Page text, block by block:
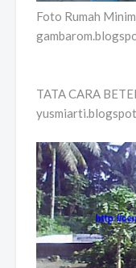
Foto Rumah
TATA CARA